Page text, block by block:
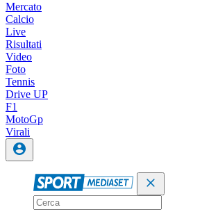
Mercato
Calcio
Live
Risultati
Video
Foto
Tennis
Drive UP
F1
MotoGp
Virali